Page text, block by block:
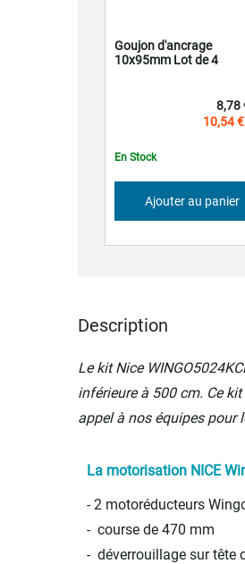
Description
Le kit Nice
inférieure à 500 cm. Ce
appel à nos équipes pour
La motorisation NICE
- 2 motoréducteurs
- course de 470 mm
- déverrouillage sur tête
Goujon d'ancrage
10x95mm Lot de 4
En Stock
10,54 €
8,78
Ajouter au panier